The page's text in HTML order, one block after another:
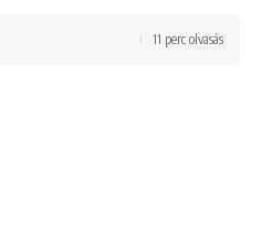
11 perc olvasás